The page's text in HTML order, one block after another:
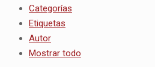
Categorías
Etiquetas
Autor
Mostrar todo